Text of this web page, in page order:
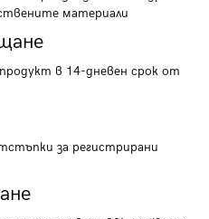
материали
в 14-дневен срок от
за регистрирани